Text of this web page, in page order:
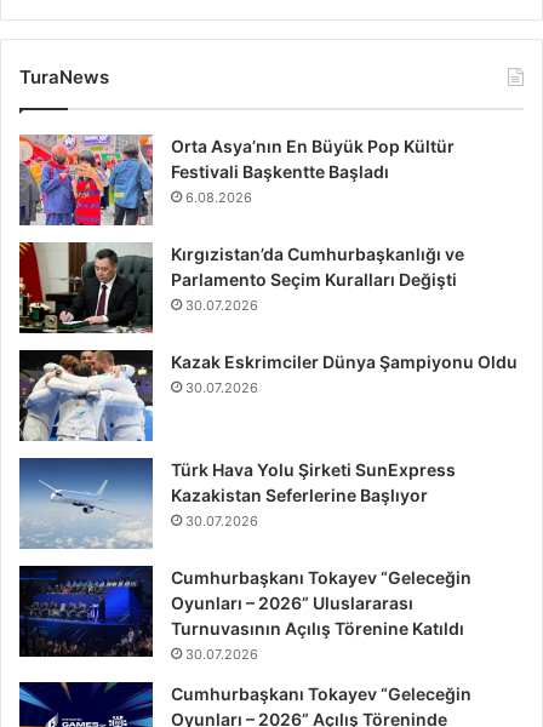
TuraNews
Orta Asya’nın En Büyük Pop Kültür
Festivali Başkentte Başladı
6.08.2026
Kırgızistan’da Cumhurbaşkanlığı ve
Parlamento Seçim Kuralları Değişti
30.07.2026
Kazak Eskrimciler Dünya Şampiyonu Oldu
30.07.2026
Türk Hava Yolu Şirketi SunExpress
Kazakistan Seferlerine Başlıyor
30.07.2026
Cumhurbaşkanı Tokayev “Geleceğin
Oyunları – 2026” Uluslararası
Turnuvasının Açılış Törenine Katıldı
30.07.2026
Cumhurbaşkanı Tokayev “Geleceğin
Oyunları – 2026” Açılış Töreninde